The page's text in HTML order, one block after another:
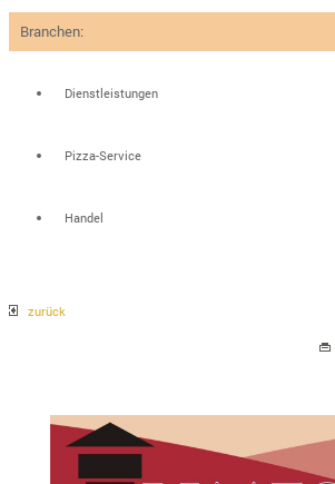
Branchen:
Dienstleistungen
Pizza-Service
Handel
zurück